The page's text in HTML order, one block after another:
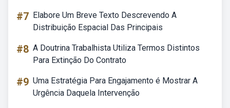
#7 Elabore Um Breve Texto Descrevendo A
Distribuição Espacial Das Principais
#8 A Doutrina Trabalhista Utiliza Termos Distintos
Para Extinção Do Contrato
#9 Uma Estratégia Para Engajamento é Mostrar A
Urgência Daquela Intervenção